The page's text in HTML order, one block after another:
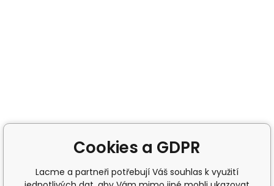
Cookies a GDPR
Lacme a partneři potřebují Váš souhlas k využití